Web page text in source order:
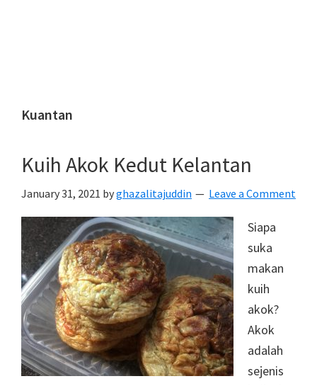
Kuantan
Kuih Akok Kedut Kelantan
January 31, 2021 byghazalitajuddin Leave a Comment
Siapa
suka
makan
kuih
akok?
Akok
adalah
sejenis